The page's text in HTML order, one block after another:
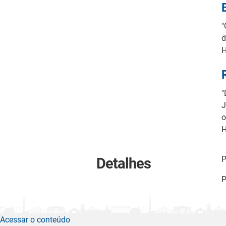
Detalhes
Acessar o conteúdo